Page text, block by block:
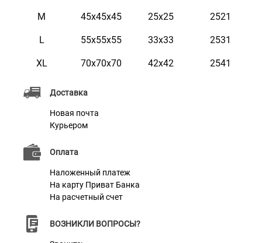
Доставка
Новая почта
Курьером
Оплата
Наложенный платеж
На карту Приват Банка
На расчетный счет
ВОЗНИКЛИ ВОПРОСЫ?
Текст наносится с помощью лазера, поэтому со
временем он не сотрется и не потускнеет.
Характеристики
Материал Войлок
Цвет
Наполнитель
М 45х45х45 25х25 2521
L 55х55х55 33х33 2531
ХL 70х70х70 42х42 2541